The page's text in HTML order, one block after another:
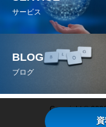
サービス
BLOG
ブログ
Copyright ©